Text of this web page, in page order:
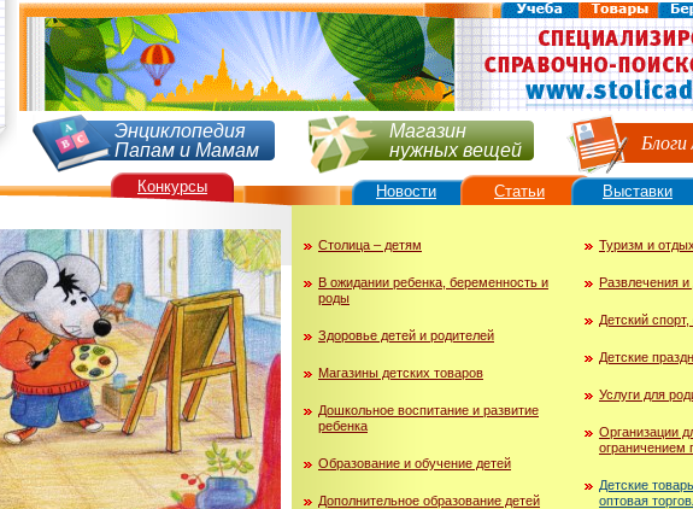
Энциклопедия
Папам и Мамам
Магазин
нужных вещей Блоги
Столица – детям
В ожидании ребенка, беременность и
роды
Здоровье детей и родителей
Магазины детских товаров
Дошкольное воспитание и развитие
ребенка
Образование и обучение детей
Дополнительное образование детей
Туризм и
Развлечения и
Детский
Детские
Услуги для
Организации
ограничением
Детские
оптовая
Конкурсы Новости Статьи Выставки